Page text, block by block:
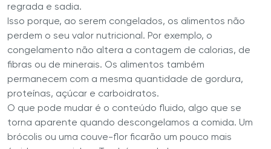
regrada e sadia.
Isso porque, ao serem congelados, os alimentos não
perdem o seu valor nutricional. Por exemplo, o
congelamento não altera a contagem de calorias, de
fibras ou de minerais. Os alimentos também
permanecem com a mesma quantidade de gordura,
proteínas, açúcar e carboidratos.
O que pode mudar é o conteúdo fluido, algo que se
torna aparente quando descongelamos a comida. Um
brócolis ou uma couve-flor ficarão um pouco mais